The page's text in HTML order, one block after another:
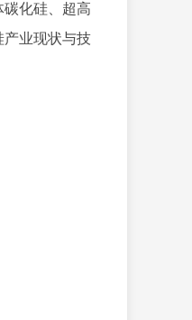
化硅、超高
产业现状与技